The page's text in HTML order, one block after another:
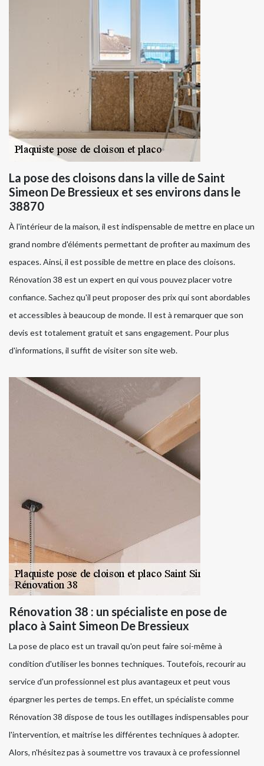
La pose des cloisons dans la ville de Saint
Simeon De Bressieux et ses environs dans le
38870
À l'intérieur de la maison, il est indispensable de mettre en place un
grand nombre d'éléments permettant de profiter au maximum des
espaces. Ainsi, il est possible de mettre en place des cloisons.
Rénovation 38 est un expert en qui vous pouvez placer votre
confiance. Sachez qu'il peut proposer des prix qui sont abordables
et accessibles à beaucoup de monde. Il est à remarquer que son
devis est totalement gratuit et sans engagement. Pour plus
d'informations, il suffit de visiter son site web.
Rénovation 38 : un spécialiste en pose de
placo à Saint Simeon De Bressieux
La pose de placo est un travail qu'on peut faire soi-même à
condition d'utiliser les bonnes techniques. Toutefois, recourir au
service d'un professionnel est plus avantageux et peut vous
épargner les pertes de temps. En effet, un spécialiste comme
Rénovation 38 dispose de tous les outillages indispensables pour
l'intervention, et maitrise les différentes techniques à adopter.
Alors, n'hésitez pas à soumettre vos travaux à ce professionnel